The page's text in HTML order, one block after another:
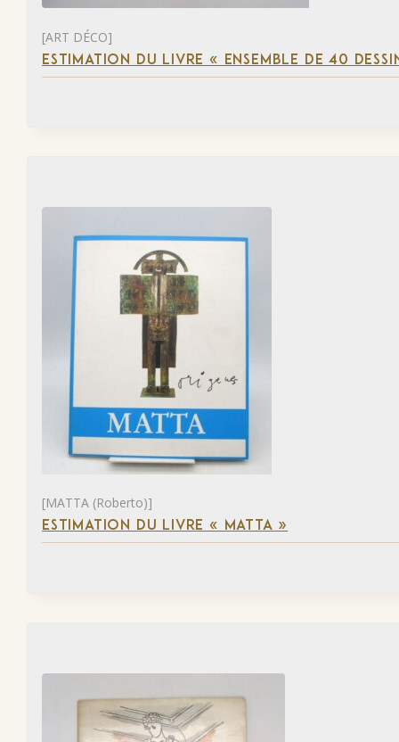
[ART DÉCO]
ESTIMATION DU LIVRE « ENSEMBLE DE 40
[MATTA (Roberto)]
ESTIMATION DU LIVRE « MATTA »